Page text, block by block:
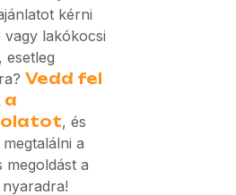
kérni
vagy lakókocsi
esetleg
Vedd fel
a
, és
a
megoldást a